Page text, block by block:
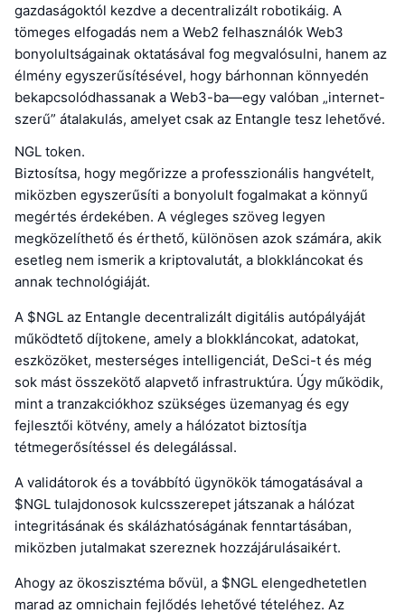
gazdaságoktól kezdve a decentralizált robotikáig. A
tömeges elfogadás nem a Web2 felhasználók Web3
bonyolultságainak oktatásával fog megvalósulni, hanem az
élmény egyszerűsítésével, hogy bárhonnan könnyedén
bekapcsolódhassanak a Web3-ba—egy valóban „internet-
szerű” átalakulás, amelyet csak az Entangle tesz lehetővé.
NGL token.
Biztosítsa, hogy megőrizze a professzionális hangvételt,
miközben egyszerűsíti a bonyolult fogalmakat a könnyű
megértés érdekében. A végleges szöveg legyen
megközelíthető és érthető, különösen azok számára, akik
esetleg nem ismerik a kriptovalutát, a blokkláncokat és
annak technológiáját.
A $NGL az Entangle decentralizált digitális autópályáját
működtető díjtokene, amely a blokkláncokat, adatokat,
eszközöket, mesterséges intelligenciát, DeSci-t és még
sok mást összekötő alapvető infrastruktúra. Úgy működik,
mint a tranzakciókhoz szükséges üzemanyag és egy
fejlesztői kötvény, amely a hálózatot biztosítja
tétmegerősítéssel és delegálással.
A validátorok és a továbbító ügynökök támogatásával a
$NGL tulajdonosok kulcsszerepet játszanak a hálózat
integritásának és skálázhatóságának fenntartásában,
miközben jutalmakat szereznek hozzájárulásaikért.
Ahogy az ökoszisztéma bővül, a $NGL elengedhetetlen
marad az omnichain fejlődés lehetővé tételéhez. Az